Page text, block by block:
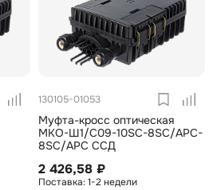
130105-01053
Муфта-кросс оптическая
МКО-Ш1/С09-10SC-8SC/APC-
8SC/APC ССД
2 426,58 ₽
1-2 недели